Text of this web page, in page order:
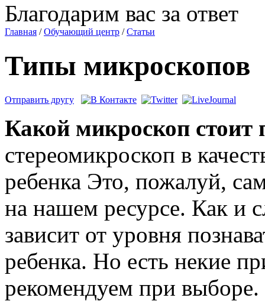
Благодарим вас за ответ
Главная / Обучающий центр / Статьи
Типы микроскопов
Отправить другу
Какой микроскоп стоит
стереомикроскоп в
ребенка Это, пожалуй,
на нашем ресурсе. Как и
зависит от уровня
ребенка. Но есть некие
рекомендуем при выборе.